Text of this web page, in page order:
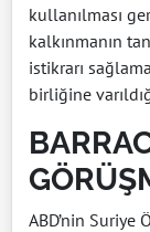
kullanılması
kalkınmanın
istikrarı
birliğine
ABD’nin Suriye